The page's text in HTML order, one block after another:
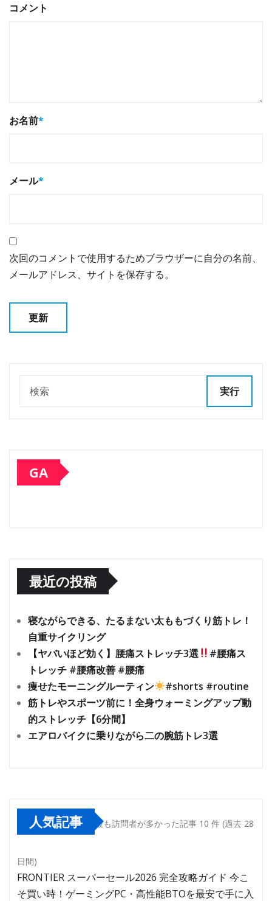
コメント
お名前*
メール*
次回のコメントで使用するためブラウザーに自分の名前、
メールアドレス、サイトを保存する。
実行
GA
最近の投稿
寝ながらできる、たるまない太ももづくり筋トレ！
自重サイクリング
【ヤバいほど効く】腰痛ストレッチ3選
#腰痛ス
トレッチ #腰痛改善 #腰痛
痩せたモーニングルーティン
#shorts #routine
筋トレやスポーツ前に！全身ウォーミングアップ動
的ストレッチ【6分間】
エアロバイクに乗りながら二の腕筋トレ3選
人気記事 最も訪問者が多かった記事 10 件 (過去 28
日間)
FRONTIER スーパーセール2026 完全攻略ガイド 今こ
そ買い時！ゲーミングPC・高性能BTOを最安で手に入